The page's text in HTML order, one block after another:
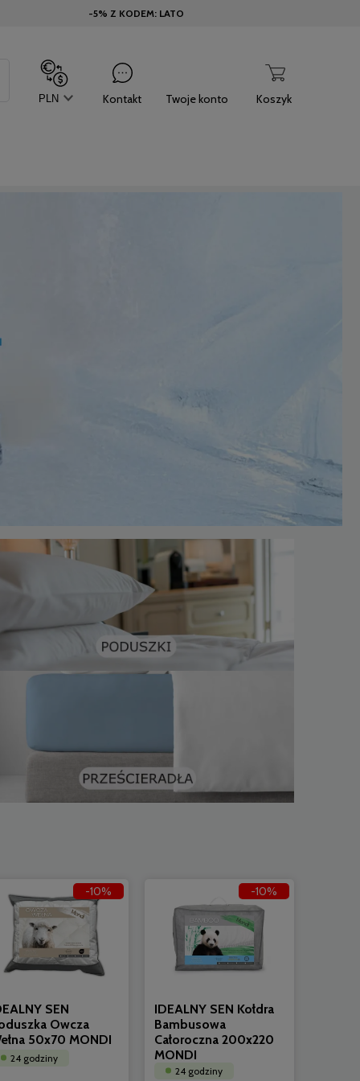
-5% Z KODEM: LATO
Koszyk
Kontakt Twoje konto
SEN
Owcza
50x70 MONDI
24 godziny
-10%
IDEALNY SEN Kołdra
Bambusowa
Całoroczna 200x220
MONDI
24 godziny
-10%